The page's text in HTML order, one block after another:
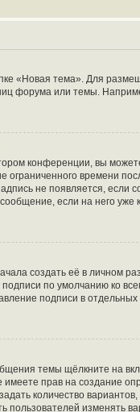
«Новая тема». Для
форума или темы.
конференции, вы
ограниченного времени
не появляется,
если на него уже
создать её в личном
по умолчанию ко
подписи в
темы щёлкните на
прав на создание
количество
пользователей изменять